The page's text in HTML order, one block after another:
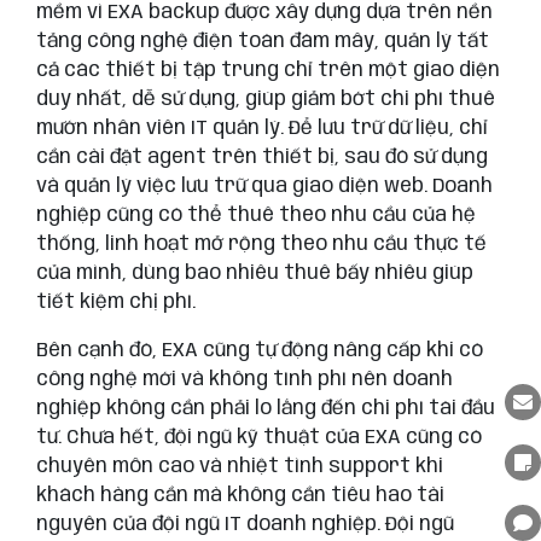
mềm vì EXA backup được xây dựng dựa trên nền
tảng công nghệ điện toán đám mây, quản lý tất
cả các thiết bị tập trung chỉ trên một giao diện
duy nhất, dễ sử dụng, giúp giảm bớt chi phí thuê
mướn nhân viên IT quản lý. Để lưu trữ dữ liệu, chỉ
cần cài đặt agent trên thiết bị, sau đó sử dụng
và quản lý việc lưu trữ qua giao diện web. Doanh
nghiệp cũng có thể thuê theo nhu cầu của hệ
thống, linh hoạt mở rộng theo nhu cầu thực tế
của mình, dùng bao nhiêu thuê bấy nhiêu giúp
tiết kiệm chị phí.
Bên cạnh đó, EXA cũng tự động nâng cấp khi có
công nghệ mới và không tính phí nên doanh
nghiệp không cần phải lo lắng đến chi phí tái đầu
tư. Chưa hết, đội ngũ kỹ thuật của EXA cũng có
chuyên môn cao và nhiệt tình support khi
khách hàng cần mà không cần tiêu hao tài
nguyên của đội ngũ IT doanh nghiệp. Đội ngũ